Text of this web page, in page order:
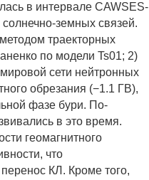
в интервале CAWSES-
земных связей.
траекторных
по модели Ts01; 2)
сети нейтронных
обрезания (−1.1 ГВ),
фазе бури. По-
в это время.
геомагнитного
что
КЛ. Кроме того,